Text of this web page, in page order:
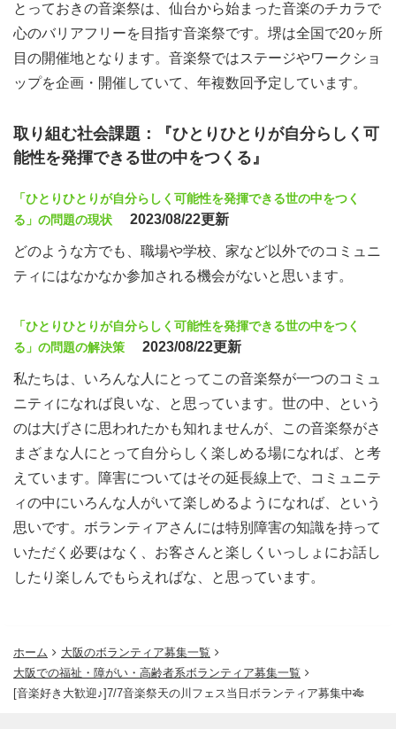
とっておきの音楽祭は、仙台から始まった音楽のチカラで
心のバリアフリーを目指す音楽祭です。堺は全国で20ヶ所
目の開催地となります。音楽祭ではステージやワークショ
ップを企画・開催していて、年複数回予定しています。
取り組む社会課題：『ひとりひとりが自分らしく可
能性を発揮できる世の中をつくる』
「ひとりひとりが自分らしく可能性を発揮できる世の中をつく
る」の問題の現状
2023/08/22更新
どのような方でも、職場や学校、家など以外でのコミュニ
ティにはなかなか参加される機会がないと思います。
「ひとりひとりが自分らしく可能性を発揮できる世の中をつく
る」の問題の解決策
2023/08/22更新
私たちは、いろんな人にとってこの音楽祭が一つのコミュ
ニティになれば良いな、と思っています。世の中、という
のは大げさに思われたかも知れませんが、この音楽祭がさ
まざまな人にとって自分らしく楽しめる場になれば、と考
えています。障害についてはその延長線上で、コミュニテ
ィの中にいろんな人がいて楽しめるようになれば、という
思いです。ボランティアさんには特別障害の知識を持って
いただく必要はなく、お客さんと楽しくいっしょにお話し
したり楽しんでもらえればな、と思っています。
ホーム
大阪のボランティア募集一覧
大阪での福祉・障がい・高齢者系ボランティア募集一覧
[音楽好き大歓迎♪]7/7音楽祭天の川フェス当日ボランティア募集中🎋